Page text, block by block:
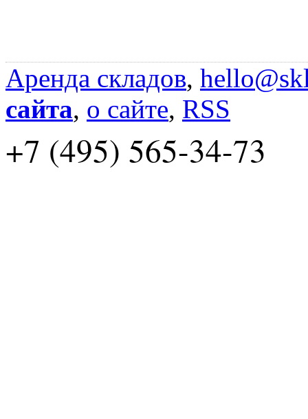
Аренда складов,
сайта, о сайте, RSS
+7 (495) 565-34-73